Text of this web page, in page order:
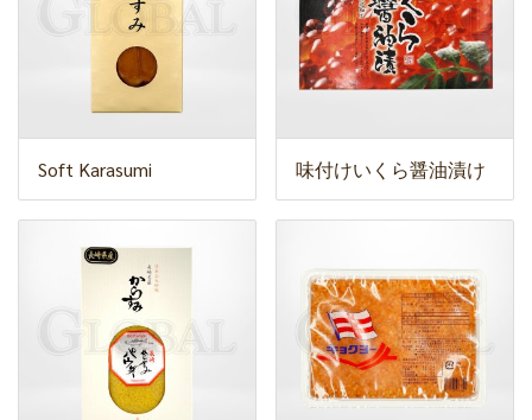
Soft Karasumi 味付けいくら醤油漬け